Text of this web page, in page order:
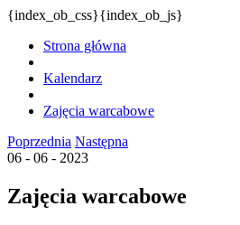
{index_ob_css}{index_ob_js}
Strona główna
Kalendarz
Zajęcia warcabowe
Poprzednia Następna
06 - 06 - 2023
Zajęcia warcabowe